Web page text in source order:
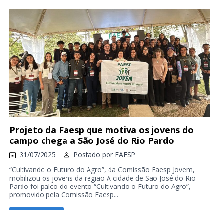
Projeto da Faesp que motiva os jovens do
campo chega a São José do Rio Pardo
31/07/2025 Postado por FAESP
“Cultivando o Futuro do Agro”, da Comissão Faesp Jovem,
mobilizou os jovens da região A cidade de São José do Rio
Pardo foi palco do evento “Cultivando o Futuro do Agro”,
promovido pela Comissão Faesp...